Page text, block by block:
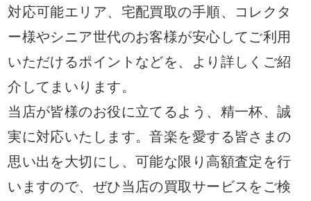
対応可能エリア、宅配買取の手順、コレクタ
ー様やシニア世代のお客様が安心してご利用
いただけるポイントなどを、より詳しくご紹
介してまいります。
当店が皆様のお役に立てるよう、精一杯、誠
実に対応いたします。音楽を愛する皆さまの
思い出を大切にし、可能な限り高額査定を行
いますので、ぜひ当店の買取サービスをご検